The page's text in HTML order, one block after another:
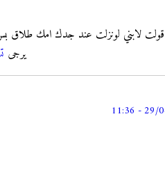
انا قولت لابني لونزلت عند جدك امك
يرجى